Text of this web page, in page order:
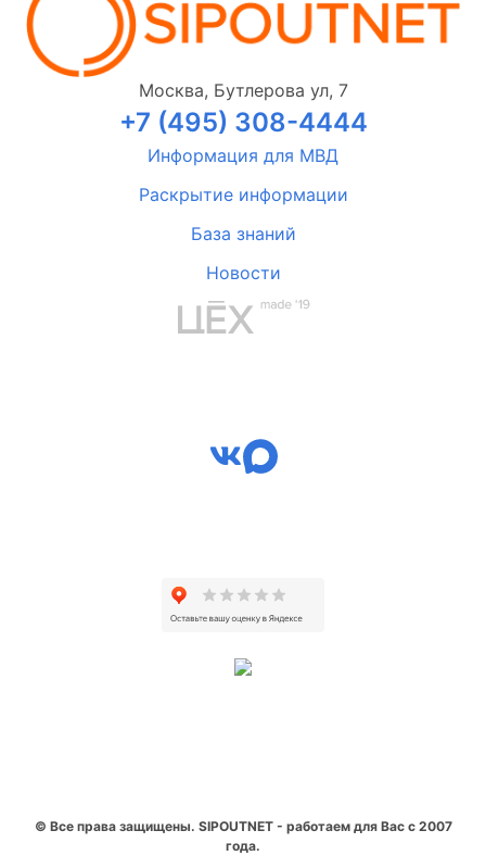
Москва, Бутлерова ул, 7
+7 (495) 308-4444
Информация для МВД
Раскрытие информации
База знаний
Новости
© Все права защищены. SIPOUTNET - работаем для Вас с 2007
года.